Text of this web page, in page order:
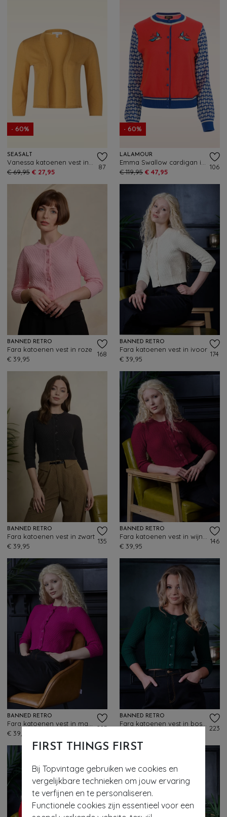
FIRST THINGS FIRST
Bij Topvintage gebruiken we cookies en
vergelijkbare technieken om jouw ervaring
te verfijnen en te personaliseren.
Functionele cookies zijn essentieel voor een
- 60%
SEASALT
€ 69,95 € 27,95
87
- 60%
LALAMOUR
€ 119,95 € 47,95
106
BANNED RETRO
Fara katoenen vest in roze
€ 39,95
168
BANNED RETRO
Fara katoenen vest in ivoor
€ 39,95
174
BANNED RETRO
Fara katoenen vest in zwart
€ 39,95
135
BANNED RETRO
€ 39,95
146
BANNED RETRO
€ 39,95
225
BANNED RETRO
223